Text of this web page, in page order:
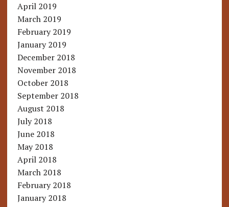
April 2019
March 2019
February 2019
January 2019
December 2018
November 2018
October 2018
September 2018
August 2018
July 2018
June 2018
May 2018
April 2018
March 2018
February 2018
January 2018